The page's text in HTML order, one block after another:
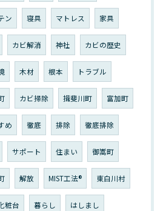
ン 寝具 マトレス 家具
カビ解消 神社 カビの歴史
木材 根本 トラブル
カビ掃除 揖斐川町 富加町
め 徹底 排除 徹底排除
サポート 住まい 御嵩町
解放 MIST工法®︎ 東白川村
粧台 暮らし はしまし